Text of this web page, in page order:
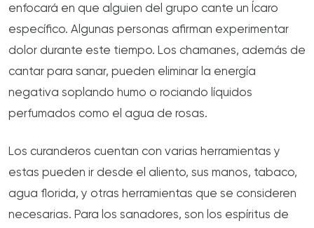
enfocará en que alguien del grupo cante un Ícaro
específico. Algunas personas afirman experimentar
dolor durante este tiempo. Los chamanes, además de
cantar para sanar, pueden eliminar la energía
negativa soplando humo o rociando líquidos
perfumados como el agua de rosas.
Los curanderos cuentan con varias herramientas y
estas pueden ir desde el aliento, sus manos, tabaco,
agua florida, y otras herramientas que se consideren
necesarias. Para los sanadores, son los espíritus de